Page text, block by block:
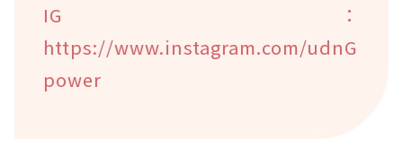
IG：
https://www.instagram.com/udnG
power